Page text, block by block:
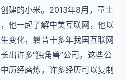
建的小米。2013年8月，童士
他一起了解中美互联网，他以
变化，曩昔十多年我国互联网
出许多“独角兽”公司。这些公
历经磨炼，许多经历可以复制